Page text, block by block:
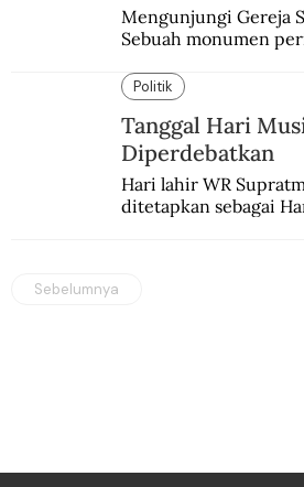
Mengunjungi Gereja
Sebuah monumen
Prancis.
Politik
Tanggal Hari
Diperdebatkan
Hari lahir WR
ditetapkan sebagai
Sebelumnya